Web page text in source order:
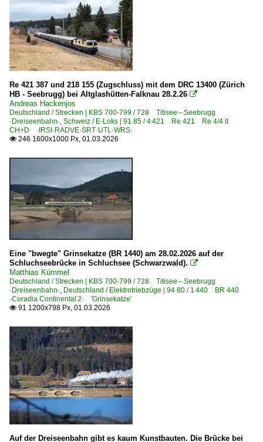
Personenwagen
Schnellzugwagen m-Wagen UIC-X 53-55, 58, 60, 63
Umbauwagen 3-achsig
Personenwagen | Altbauwagen
26 Ganzstahl 'Donnerbüchsen'
Personenwagen | Begleit- und Sonderwagen
Personenwagen | Steuerwagen
Doppelstock-Steuerwagen 2. Generation für DR 760.0
Doppelstock-Steuerwagen 3. Generation 761, 762
IC-Steuerwagen InterRegio 269, 287
Steuerwagen Bauart Karlsruhe 'Silberling'
Regional- und Fernzüge
DbZ Überführungsfahrten, Züge für besondere Zwecke
DPE Charter- und Touristikzüge
Regionalzüge (Bundesländer)
Baden-Württemberg
S-Bahnen und Regionalstadtbahnen
Breisgau S-Bahn ·BSB·
Re 421 387 und 218 155 (Zugschluss) mit dem DRC 13400 (Zürich
HB - Seebrugg) bei Altglashütten-Falknau 28.2.26 
Andreas Hackenjos
Deutschland / Strecken | KBS 700-799 / 728 Titisee – Seebrugg
·Dreiseenbahn·, Schweiz / E-Loks | 91 85 / 4 421 Re 421 Re 4/4 II
CH+D ·IRSI·RADVE·SRT·UTL·WRS·
 246 1600x1000 Px, 01.03.2026
Eine "bwegte" Grinsekatze (BR 1440) am 28.02.2026 auf der
Schluchseebrücke in Schluchsee (Schwarzwald). 
Matthias Kümmel
Deutschland / Strecken | KBS 700-799 / 728 Titisee – Seebrugg
·Dreiseenbahn·, Deutschland / Elektrotriebzüge | 94 80 / 1 440 BR 440
·Coradia Continental 2· 'Grinsekatze'
 91 1200x798 Px, 01.03.2026
Auf der Dreiseenbahn gibt es kaum Kunstbauten. Die Brücke bei